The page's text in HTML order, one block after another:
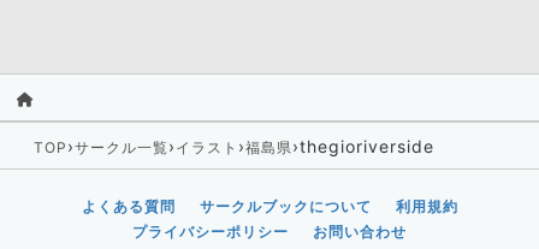
TOP ›サークル一覧› イラスト ›福島県›thegioriverside
よくある質問 サークルブックについて
利用規約
プライバシーポリシー
お問い合わせ